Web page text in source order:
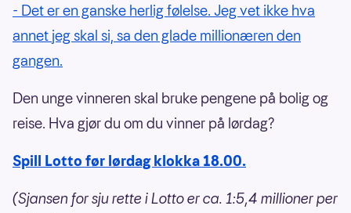
- Det er en ganske herlig følelse. Jeg vet ikke hva
annet jeg skal si, sa den glade millionæren den
gangen.
Den unge vinneren skal bruke pengene på bolig og
reise. Hva gjør du om du vinner på lørdag?
Spill Lotto før lørdag klokka 18.00.
(Sjansen for sju rette i Lotto er ca. 1:5,4 millioner per